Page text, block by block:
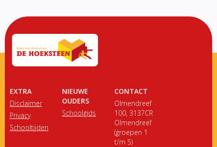
EXTRA
Disclaimer
Privacy
Schooltijden
NIEUWE
OUDERS
Schoolgids
CONTACT
Olmendreef
100, 3137CR
Olmendreef
(groepen 1
t/m 5)